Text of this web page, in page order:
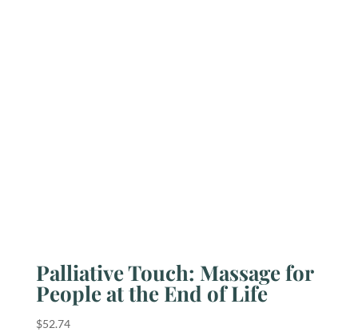
Palliative Touch: Massage for
People at the End of Life
$52.74